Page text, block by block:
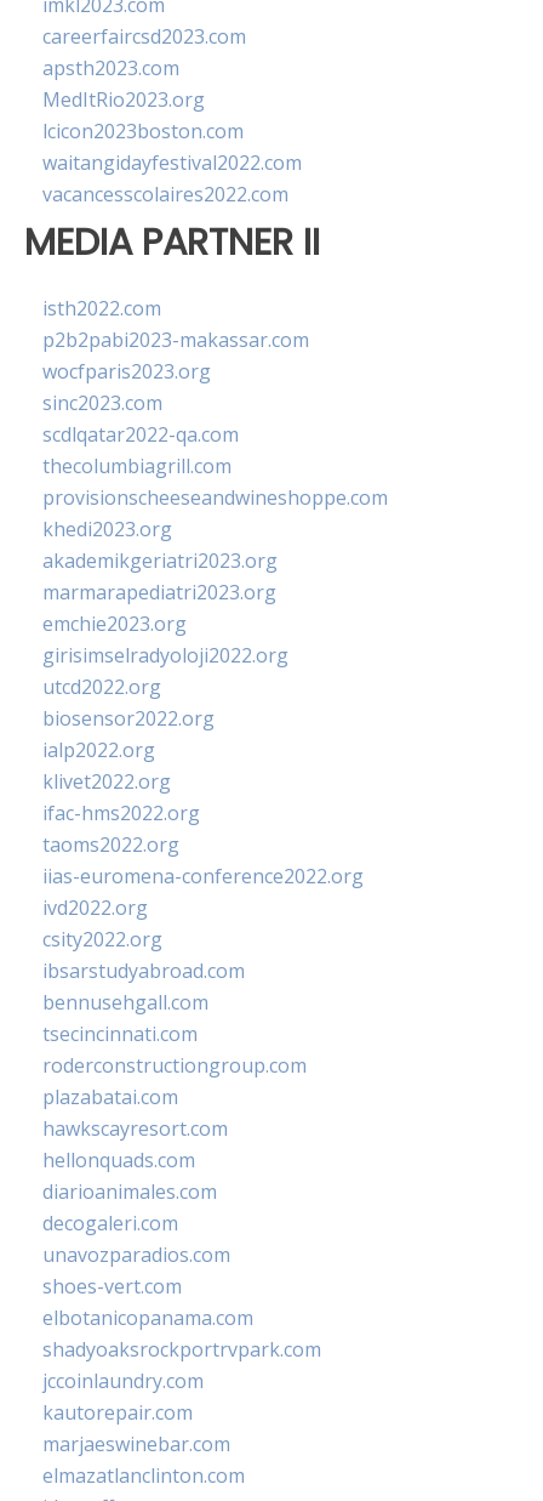
careerfaircsd2023.com
apsth2023.com
MedItRio2023.org
lcicon2023boston.com
waitangidayfestival2022.com
vacancesscolaires2022.com
MEDIA PARTNER II
isth2022.com
p2b2pabi2023-makassar.com
wocfparis2023.org
sinc2023.com
scdlqatar2022-qa.com
thecolumbiagrill.com
provisionscheeseandwineshoppe.com
khedi2023.org
akademikgeriatri2023.org
marmarapediatri2023.org
emchie2023.org
girisimselradyoloji2022.org
utcd2022.org
biosensor2022.org
ialp2022.org
klivet2022.org
ifac-hms2022.org
taoms2022.org
iias-euromena-conference2022.org
ivd2022.org
csity2022.org
ibsarstudyabroad.com
bennusehgall.com
tsecincinnati.com
roderconstructiongroup.com
plazabatai.com
hawkscayresort.com
hellonquads.com
diarioanimales.com
decogaleri.com
unavozparadios.com
shoes-vert.com
elbotanicopanama.com
shadyoaksrockportrvpark.com
jccoinlaundry.com
kautorepair.com
marjaeswinebar.com
elmazatlanclinton.com